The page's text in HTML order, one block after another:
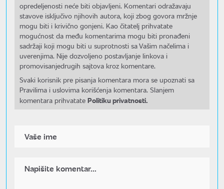
opredeljenosti neće biti objavljeni. Komentari odražavaju
stavove isključivo njihovih autora, koji zbog govora mržnje
mogu biti i krivično gonjeni. Kao čitatelj prihvatate
mogućnost da među komentarima mogu biti pronađeni
sadržaji koji mogu biti u suprotnosti sa Vašim načelima i
uverenjima. Nije dozvoljeno postavljanje linkova i
promovisanjedrugih sajtova kroz komentare.
Svaki korisnik pre pisanja komentara mora se upoznati sa
Pravilima i uslovima korišćenja komentara. Slanjem
komentara prihvatate Politiku privatnosti.